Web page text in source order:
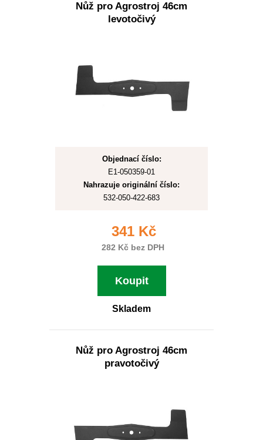
Nůž pro Agrostroj 46cm
levotočivý
Objednací číslo:
E1-050359-01
Nahrazuje originální číslo:
532-050-422-683
341 Kč
282 Kč bez DPH
Koupit
Skladem
Nůž pro Agrostroj 46cm
pravotočivý